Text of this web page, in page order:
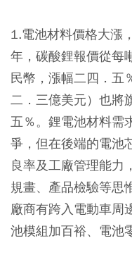
1.電池材料價格大漲
年，碳酸鋰報價從每
民幣，漲幅二四．五
二．三億美元）也將
五％。鋰電池材料需
爭，但在後端的電池
良率及工廠管理能力
規畫、產品檢驗等思
廠商有跨入電動車周
池模組加百裕、電池